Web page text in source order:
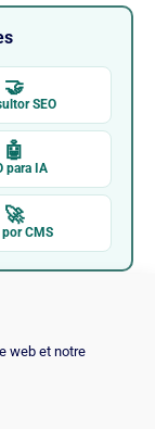
web et notre
🤝
SEO
🤖
para IA
🚀
por CMS